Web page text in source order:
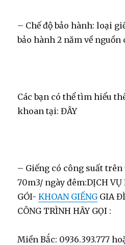
– Chế độ bảo hành: loại
bảo hành 2 năm về nguồn
Các bạn có thể tìm hiểu
khoan tại: ĐÂY
– Giếng có công suất
70m3/ ngày đêm:DỊCH VỤ
GÓI-KHOAN GIẾNGGIA
CÔNG TRÌNH HÃY GỌI :
Miền Bắc: 0936.393.777